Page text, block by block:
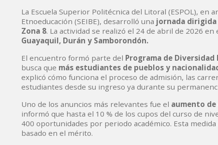
La Escuela Superior Politécnica del Litoral (ESPOL),
Etnoeducación (SEIBE), desarrolló una jornada
Zona 8. La actividad se realizó el 24 de abril de 2026
Guayaquil, Durán y Samborondón.
El encuentro formó parte del Programa de Diversidad
busca que más estudiantes de pueblos y
explicó cómo funciona el proceso de admisión, las
estudiantes desde su ingreso ya durante su
Uno de los anuncios más relevantes fue el aumento
informó que hasta el 10 % de los cupos del curso de
400 oportunidades por periodo académico. Esta
basado en el mérito.